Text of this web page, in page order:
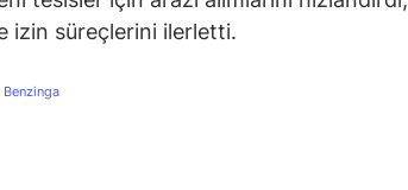
izin süreçlerini ilerletti.
Benzinga